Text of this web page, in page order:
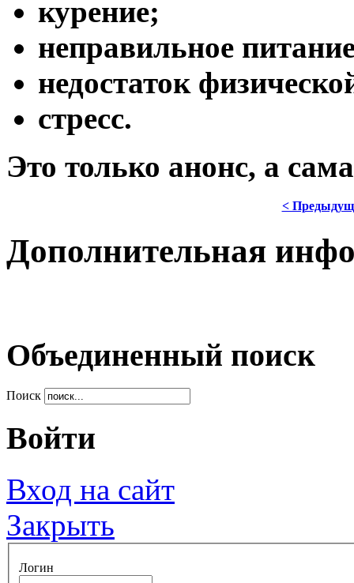
курение;
неправильное
недостаток
cтресс.
Это только анонс, а
<
Дополнительная
Объединенный поиск
Поиск
Войти
Вход на сайт
Закрыть
Логин